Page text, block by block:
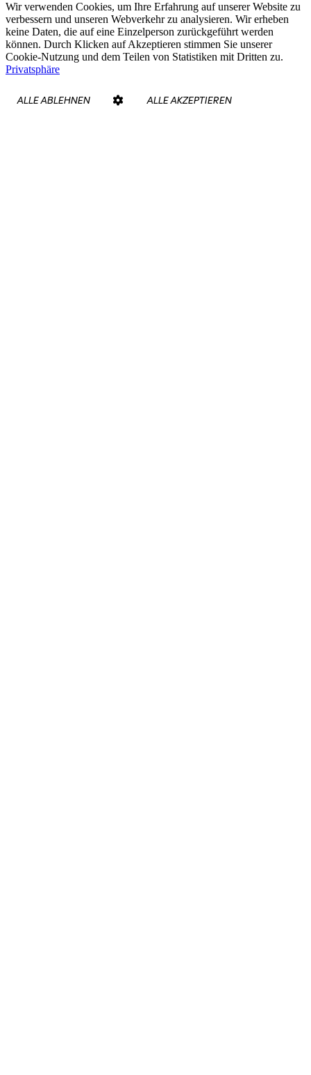
Wir verwenden Cookies, um Ihre Erfahrung auf unserer Website zu
verbessern und unseren Webverkehr zu analysieren. Wir erheben
keine Daten, die auf eine Einzelperson zurückgeführt werden
können. Durch Klicken auf Akzeptieren stimmen Sie unserer
Cookie-Nutzung und dem Teilen von Statistiken mit Dritten zu.
Privatsphäre
ALLE ABLEHNEN ALLE AKZEPTIEREN